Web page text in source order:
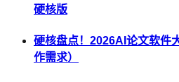
硬核版
硬核盘点！2026AI论文软件
作需求）